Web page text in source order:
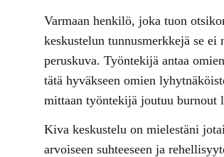
Varmaan henkilö, joka tuon
keskustelun tunnusmerkkejä se ei
peruskuva. Työntekijä antaa
tätä hyväkseen omien
mittaan työntekijä joutuu burnout
Kiva keskustelu on mielestäni
arvoiseen suhteeseen ja